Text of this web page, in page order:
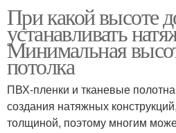
При какой высоте
устанавливать
Минимальная
потолка
ПВХ-пленки и тканевые
создания натяжных
толщиной, поэтому многим